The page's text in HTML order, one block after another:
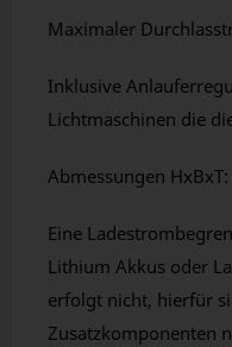
Maximaler
Inklusive
Lichtmaschinen die
Abmessungen
Eine
Lithium Akkus oder
erfolgt nicht, hierfür
Zusatzkomponenten